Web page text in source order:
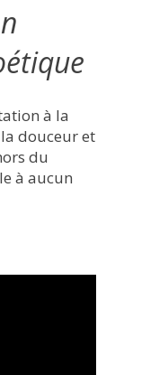
à la
douceur et
du
à aucun